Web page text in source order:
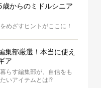
歳からのミドルシニア
めざすヒントがここに！
集部厳選！本当に使え
ア
らす編集部が、自信をも
いアイテムとは!?